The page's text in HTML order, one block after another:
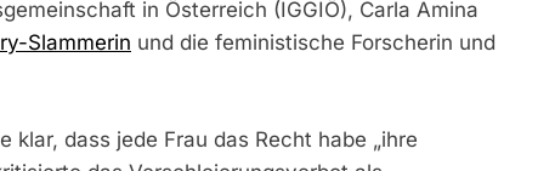
in Österreich (IGGIÖ), Carla Amina
Slammerin und die feministische Forscherin und
klar, dass jede Frau das Recht habe „ihre